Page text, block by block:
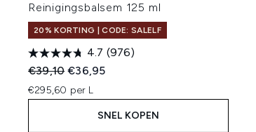
Reinigingsbalsem 125 ml
20% KORTING | CODE: SALELF
4.7 (976)
Recommended Retail Price:
€39,10Huidige prijs:
€36,95
€295,60 per L
SNEL KOPEN